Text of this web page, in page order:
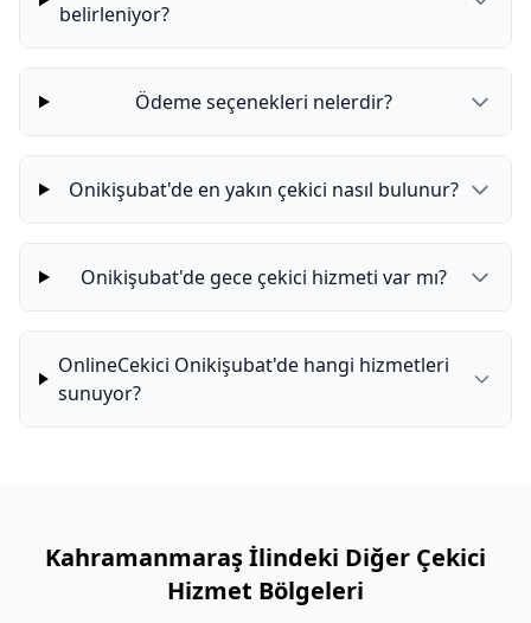
belirleniyor?
Ödeme seçenekleri nelerdir?
Onikişubat'de en yakın çekici nasıl bulunur?
Onikişubat'de gece çekici hizmeti var mı?
OnlineCekici Onikişubat'de hangi hizmetleri
sunuyor?
Kahramanmaraş İlindeki Diğer Çekici
Hizmet Bölgeleri